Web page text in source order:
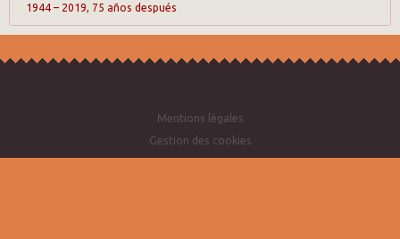
1944 – 2019, 75 años después
Mentions légales
Gestion des cookies